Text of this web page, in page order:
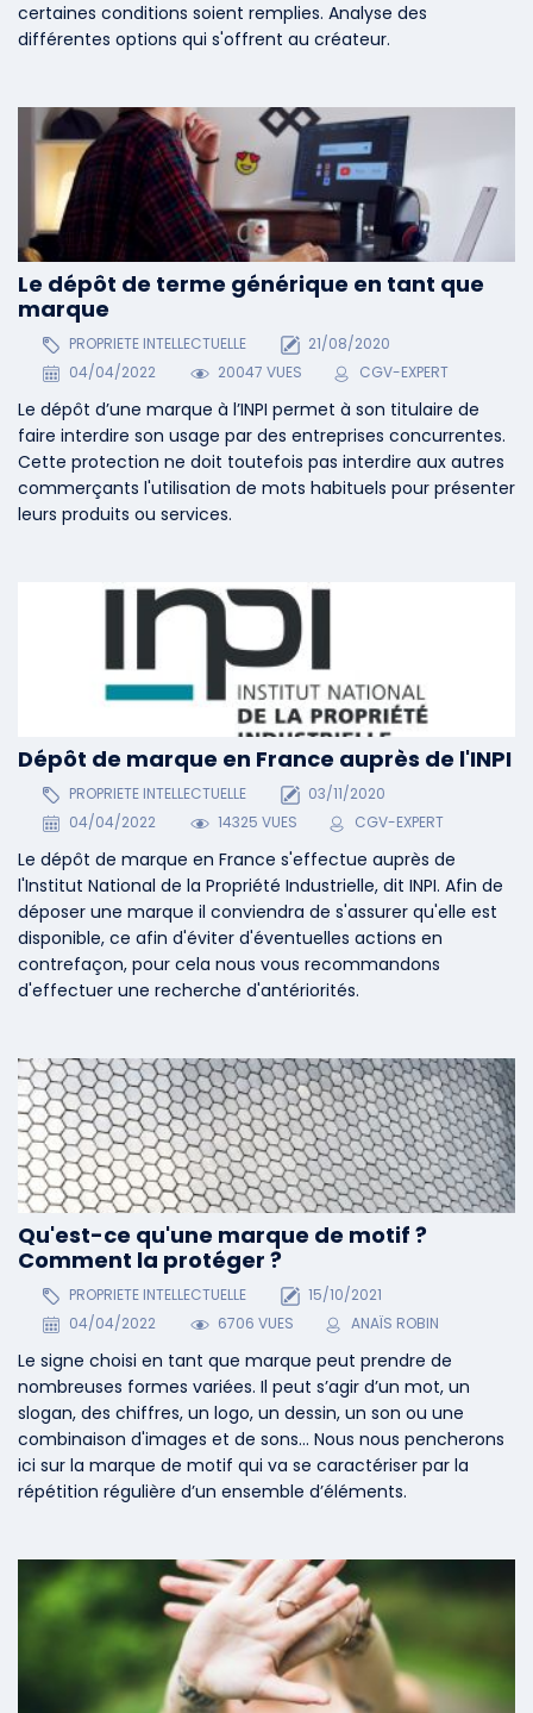
Qu'est-ce qu'une marque de motif ?
Comment la protéger ?
PROPRIETE INTELLECTUELLE
15/10/2021
04/04/2022
6706 VUES ANAÏS ROBIN
Le signe choisi en tant que marque peut prendre de
nombreuses formes variées. Il peut s’agir d’un mot, un
slogan, des chiffres, un logo, un dessin, un son ou une
combinaison d'images et de sons... Nous nous pencherons
ici sur la marque de motif qui va se caractériser par la
répétition régulière d’un ensemble d’éléments.
Dépôt de marque en France auprès de l'INPI
PROPRIETE INTELLECTUELLE
03/11/2020
04/04/2022
14325 VUES CGV-EXPERT
Le dépôt de marque en France s'effectue auprès de
l'Institut National de la Propriété Industrielle, dit INPI. Afin de
déposer une marque il conviendra de s'assurer qu'elle est
disponible, ce afin d'éviter d'éventuelles actions en
contrefaçon, pour cela nous vous recommandons
d'effectuer une recherche d'antériorités.
Le dépôt de terme générique en tant que
marque
PROPRIETE INTELLECTUELLE
21/08/2020
04/04/2022
20047 VUES CGV-EXPERT
Le dépôt d’une marque à l’INPI permet à son titulaire de
faire interdire son usage par des entreprises concurrentes.
Cette protection ne doit toutefois pas interdire aux autres
commerçants l'utilisation de mots habituels pour présenter
leurs produits ou services.
certaines conditions soient remplies. Analyse des
différentes options qui s'offrent au créateur.